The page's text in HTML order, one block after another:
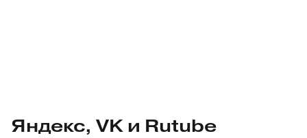
Яндекс, VK и Rutube